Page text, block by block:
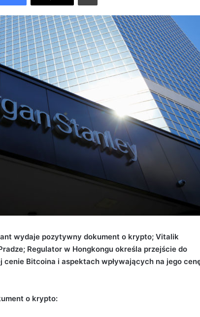
wydaje pozytywny dokument o krypto; Vitalik
Regulator w Hongkongu określa przejście do
cenie Bitcoina i aspektach wpływających na jego
o krypto: